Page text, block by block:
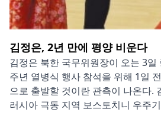
김정은, 2년 만에 평양 비운다
김정은 북한 국무위원장이 오는 3
주년 열병식 행사 참석을 위해 1일
으로 출발할 것이란 관측이 나온다.
러시아 극동 지역 보스토치니 우주